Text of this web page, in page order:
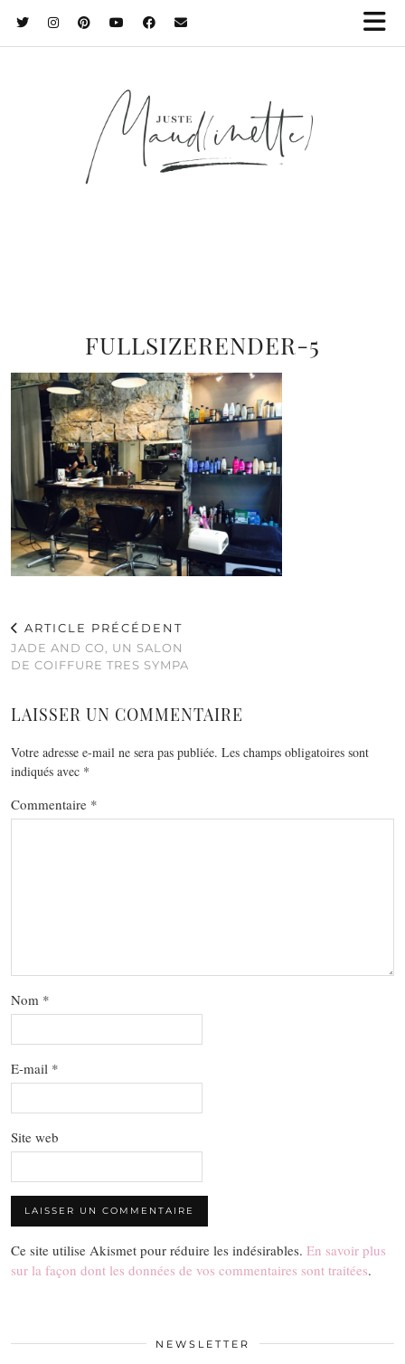
FULLSIZERENDER-5
ARTICLE PRÉCÉDENT
JADE AND CO, UN SALON
DE COIFFURE TRES SYMPA
LAISSER UN COMMENTAIRE
Votre adresse e-mail ne sera pas publiée. Les champs obligatoires sont
indiqués avec *
Commentaire *
Nom *
E-mail *
Site web
Ce site utilise Akismet pour réduire les indésirables. En savoir plus
sur la façon dont les données de vos commentaires sont traitées.
NEWSLETTER